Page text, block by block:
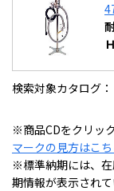
検索対象カタログ
※商品CDをクリッ
マークの見方はこち
※標準納期には、
期情報が表示されて